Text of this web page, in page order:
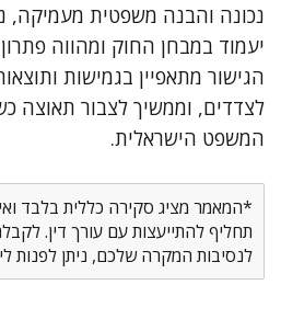
נכונה והבנה משפטית מעמיקה,
יעמוד במבחן החוק ומהווה
הגישור מתאפיין בגמישות
לצדדים, וממשיך לצבור תאוצה
המשפט הישראלית.
*המאמר מציג סקירה כללית בלבד
תחליף להתייעצות עם עורך דין.
לנסיבות המקרה שלכם, ניתן לפנות